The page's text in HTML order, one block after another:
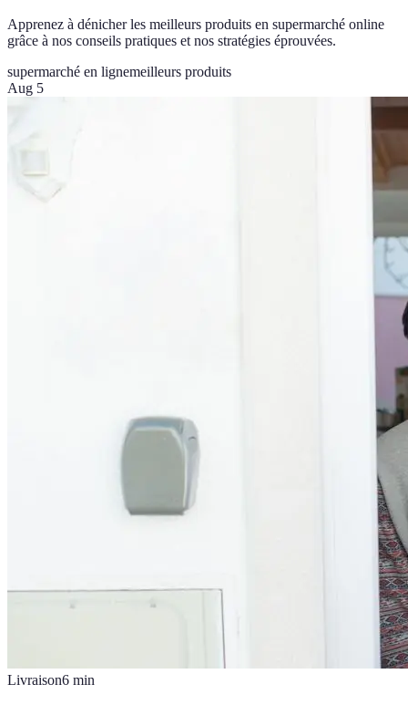
Apprenez à dénicher les meilleurs produits en supermarché online
grâce à nos conseils pratiques et nos stratégies éprouvées.
supermarché en lignemeilleurs produits
Aug 5
Livraison6 min